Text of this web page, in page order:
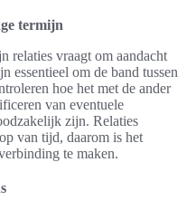
termijn
relaties vraagt om aandacht
essentieel om de band tussen
hoe het met de ander
van eventuele
zijn. Relaties
van tijd, daarom is het
te maken.